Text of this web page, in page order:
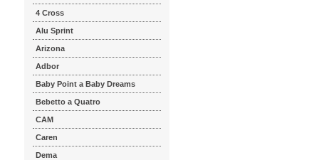
4 Cross
Alu Sprint
Arizona
Adbor
Baby Point a Baby Dreams
Bebetto a Quatro
CAM
Caren
Dema